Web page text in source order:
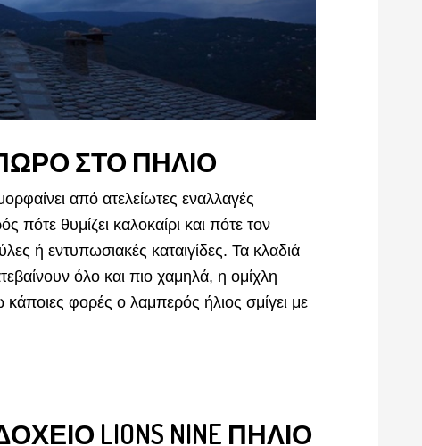
ΣΤΟ ΠΗΛΙΟ
από ατελείωτες εναλλαγές
πότε θυμίζει καλοκαίρι και πότε τον
ή εντυπωσιακές καταιγίδες. Τα κλαδιά
όλο και πιο χαμηλά, η ομίχλη
κάποιες φορές ο λαμπερός ήλιος σμίγει με
LIONS NINE ΠΗΛΙΟ